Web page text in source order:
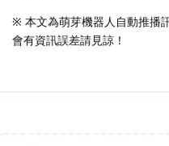
※ 本文為萌芽機器人自動推播
會有資訊誤差請見諒！